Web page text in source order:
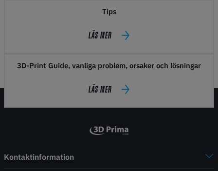
Tips
LÄS MER
3D-Print Guide, vanliga problem, orsaker och lösningar
LÄS MER
Kontaktinformation